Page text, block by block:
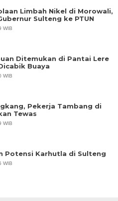
Limbah Nikel di Morowali,
Sulteng ke PTUN
WIB
Ditemukan di Pantai Lere
Buaya
WIB
Pekerja Tambang di
Tewas
WIB
Potensi Karhutla di Sulteng
WIB